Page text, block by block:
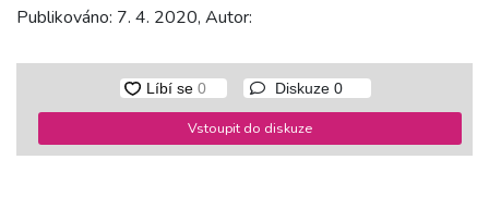
Publikováno: 7. 4. 2020, Autor:
Diskuze 0
Vstoupit do diskuze